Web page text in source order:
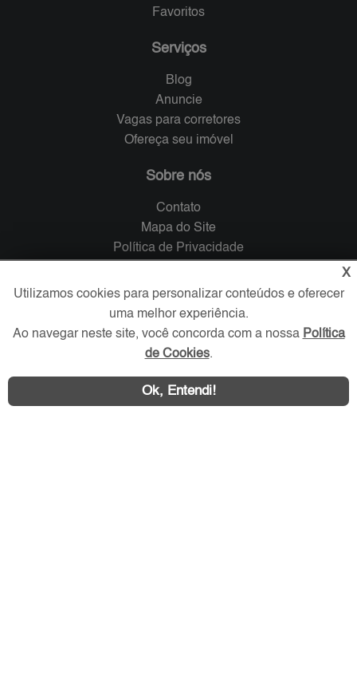
Favoritos
Serviços
Blog
Anuncie
Vagas para corretores
Ofereça seu imóvel
Sobre nós
Contato
Mapa do Site
Política de Privacidade
Verificada por
Redes Sociais
X
Utilizamos cookies para personalizar conteúdos e oferecer
uma melhor experiência.
Ao navegar neste site, você concorda com a nossa Política
de Cookies.
Ok, Entendi!